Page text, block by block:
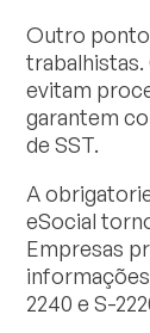
Outro ponto
trabalhistas.
evitam
garantem
de SST.
A
eSocial
Empresas
2240 e S-